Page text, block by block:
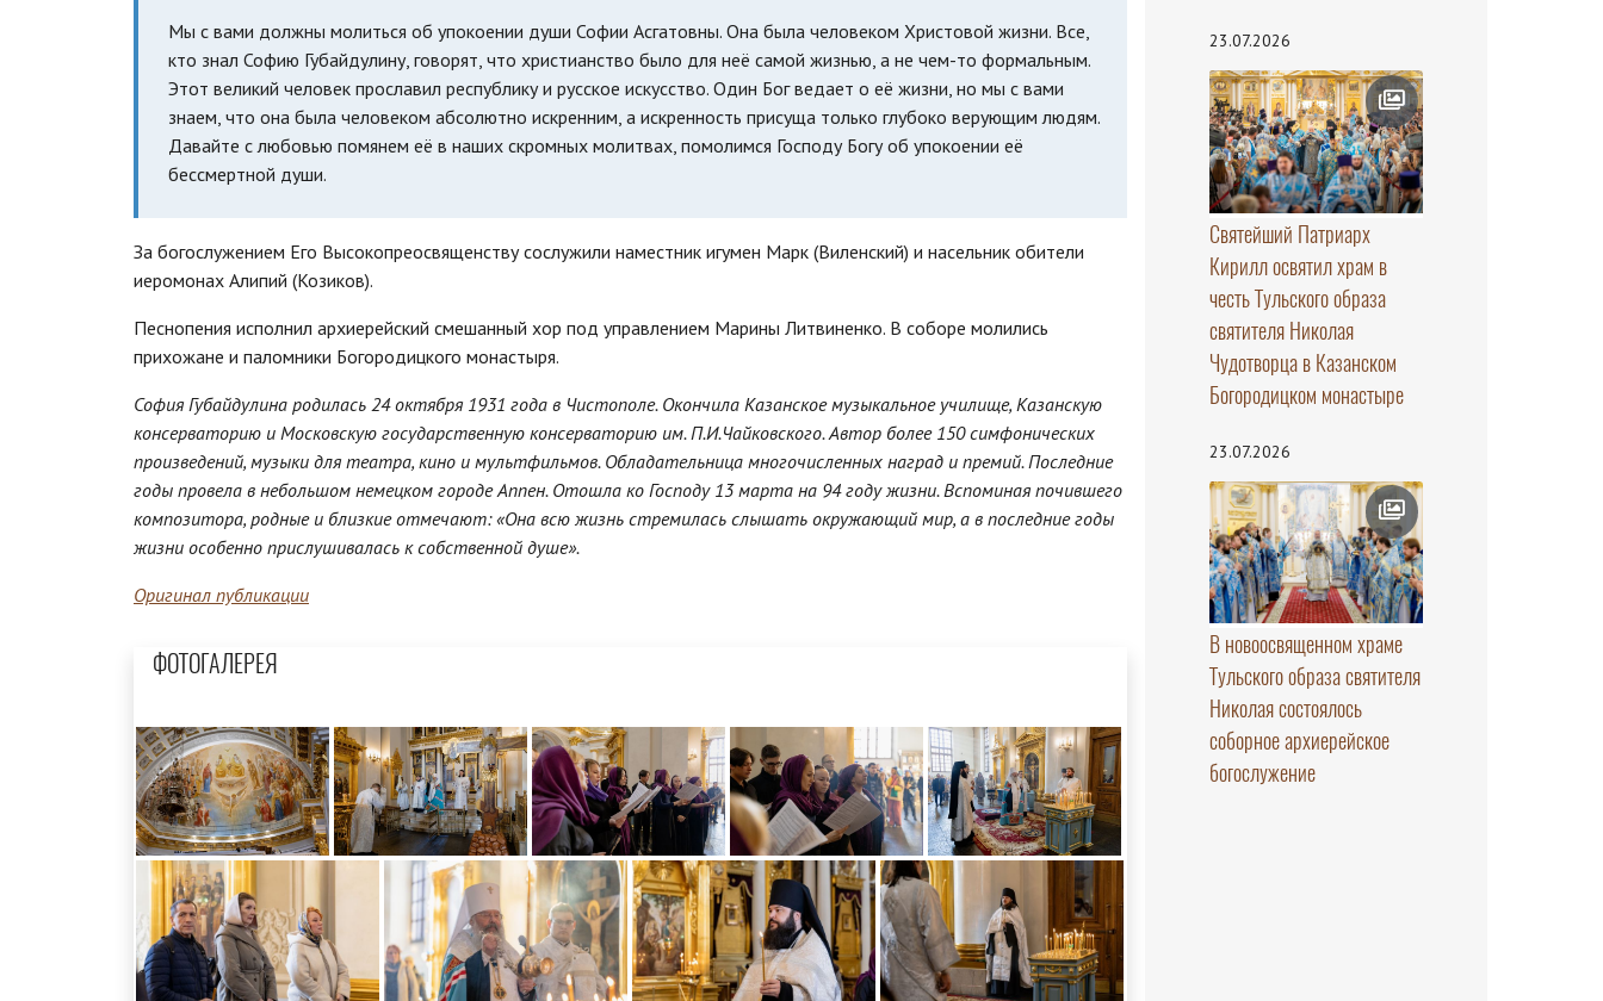
Мы с вами должны молиться об упокоении души Софии Асгатовны. Она была человеком Христовой жизни. Все,
кто знал Софию Губайдулину, говорят, что христианство было для неё самой жизнью, а не чем-то формальным.
Этот великий человек прославил республику и русское искусство. Один Бог ведает о её жизни, но мы с вами
знаем, что она была человеком абсолютно искренним, а искренность присуща только глубоко верующим людям.
Давайте с любовью помянем её в наших скромных молитвах, помолимся Господу Богу об упокоении её
бессмертной души.
За богослужением Его Высокопреосвященству сослужили наместник игумен Марк (Виленский) и насельник обители
иеромонах Алипий (Козиков).
Песнопения исполнил архиерейский смешанный хор под управлением Марины Литвиненко. В соборе молились
прихожане и паломники Богородицкого монастыря.
София Губайдулина родилась 24 октября 1931 года в Чистополе. Окончила Казанское музыкальное училище, Казанскую
консерваторию и Московскую государственную консерваторию им. П.И.Чайковского. Автор более 150 симфонических
произведений, музыки для театра, кино и мультфильмов. Обладательница многочисленных наград и премий. Последние
годы провела в небольшом немецком городе Аппен. Отошла ко Господу 13 марта на 94 году жизни. Вспоминая почившего
композитора, родные и близкие отмечают: «Она всю жизнь стремилась слышать окружающий мир, а в последние годы
жизни особенно прислушивалась к собственной душе».
Оригинал публикации
ФОТОГАЛЕРЕЯ
23.07.2026
Святейший Патриарх
Кирилл освятил храм в
честь Тульского образа
святителя Николая
Чудотворца в Казанском
Богородицком монастыре
23.07.2026
В новоосвященном храме
Тульского образа святителя
Николая состоялось
соборное архиерейское
богослужение